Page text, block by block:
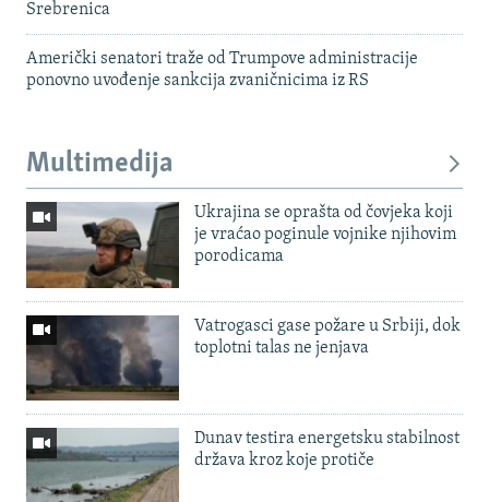
Srebrenica
Američki senatori traže od Trumpove administracije
ponovno uvođenje sankcija zvaničnicima iz RS
Multimedija
Ukrajina se oprašta od čovjeka koji
je vraćao poginule vojnike njihovim
porodicama
Vatrogasci gase požare u Srbiji, dok
toplotni talas ne jenjava
Dunav testira energetsku stabilnost
država kroz koje protiče